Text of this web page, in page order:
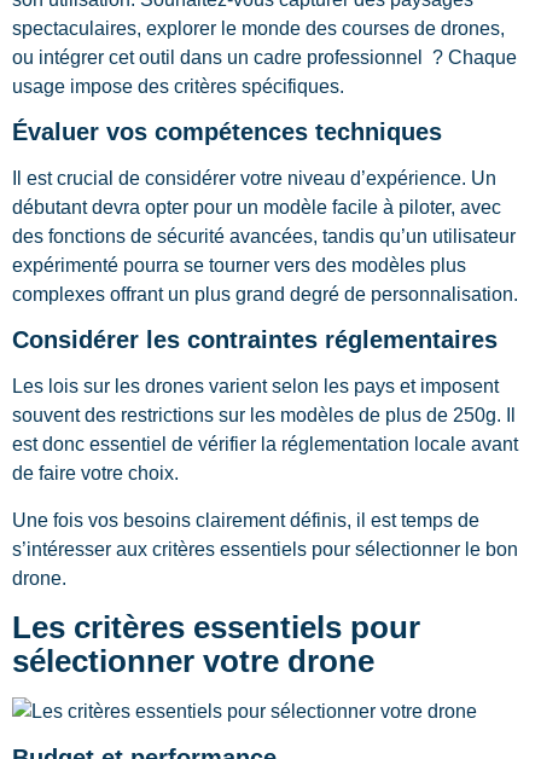
spectaculaires, explorer le monde des courses de drones,
ou intégrer cet outil dans un cadre professionnel ? Chaque
usage impose des critères spécifiques.
Évaluer vos compétences techniques
Il est crucial de considérer votre niveau d’expérience. Un
débutant devra opter pour un modèle facile à piloter, avec
des fonctions de sécurité avancées, tandis qu’un utilisateur
expérimenté pourra se tourner vers des modèles plus
complexes offrant un plus grand degré de personnalisation.
Considérer les contraintes réglementaires
Les lois sur les drones varient selon les pays et imposent
souvent des restrictions sur les modèles de plus de 250g. Il
est donc essentiel de vérifier la réglementation locale avant
de faire votre choix.
Une fois vos besoins clairement définis, il est temps de
s’intéresser aux critères essentiels pour sélectionner le bon
drone.
Les critères essentiels pour
sélectionner votre drone